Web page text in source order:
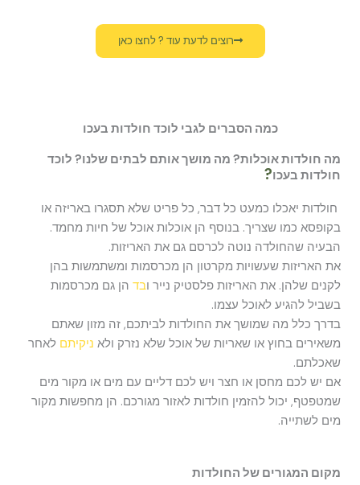
רוצים לדעת עוד ? לחצו כאן
כמה הסברים לגבי לוכד חולדות בעכו
מה חולדות אוכלות? מה מושך אותם לבתים שלנו? לוכד
חולדות בעכו?
חולדות יאכלו כמעט כל דבר, כל פריט שלא תסגרו באריזה או
בקופסא כמו שצריך. בנוסף הן אוכלות אוכל של חיות מחמד.
הבעיה שהחולדה נוטה לכרסם גם את האריזות.
את האריזות שעשויות מקרטון הן מכרסמות ומשתמשות בהן
לקנים שלהן. את האריזות פלסטיק נייר ובד הן גם מכרסמות
בשביל להגיע לאוכל עצמו.
בדרך כלל מה שמושך את החולדות לביתכם, זה מזון שאתם
משאירים בחוץ או שאריות של אוכל שלא נזרק ולא ניקיתם לאחר
שאכלתם.
אם יש לכם מחסן או חצר ויש לכם דליים עם מים או מקור מים
שמטפטף, יכול להזמין חולדות לאזור מגורכם. הן מחפשות מקור
מים לשתייה.
מקום המגורים של החולדות